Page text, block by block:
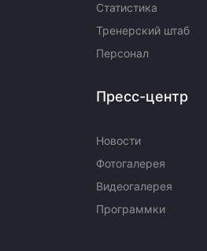
Статистика
Тренерский штаб
Персонал
Пресс-центр
Новости
Фотогалерея
Видеогалерея
Программки